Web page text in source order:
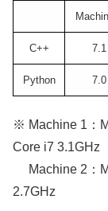
C++ 7.1
Python 7.0
※ Machine 1：
Core i7 3.1GHz
Machine 2：
2.7GHz